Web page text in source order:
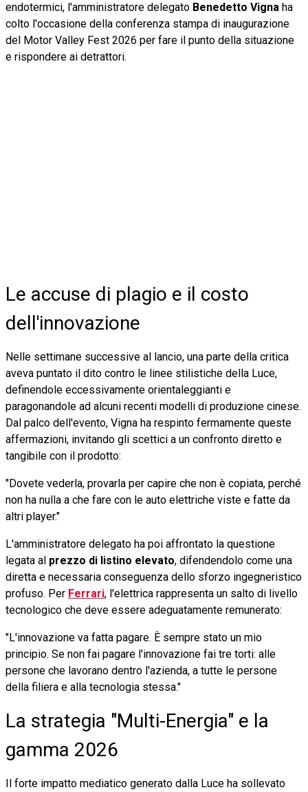
endotermici, l'amministratore delegato Benedetto Vigna ha
colto l'occasione della conferenza stampa di inaugurazione
del Motor Valley Fest 2026 per fare il punto della situazione
e rispondere ai detrattori.
Le accuse di plagio e il costo
dell'innovazione
Nelle settimane successive al lancio, una parte della critica
aveva puntato il dito contro le linee stilistiche della Luce,
definendole eccessivamente orientaleggianti e
paragonandole ad alcuni recenti modelli di produzione cinese.
Dal palco dell'evento, Vigna ha respinto fermamente queste
affermazioni, invitando gli scettici a un confronto diretto e
tangibile con il prodotto:
"Dovete vederla, provarla per capire che non è copiata, perché
non ha nulla a che fare con le auto elettriche viste e fatte da
altri player."
L'amministratore delegato ha poi affrontato la questione
legata al prezzo di listino elevato, difendendolo come una
diretta e necessaria conseguenza dello sforzo ingegneristico
profuso. Per Ferrari, l'elettrica rappresenta un salto di livello
tecnologico che deve essere adeguatamente remunerato:
"L'innovazione va fatta pagare. È sempre stato un mio
principio. Se non fai pagare l'innovazione fai tre torti: alle
persone che lavorano dentro l'azienda, a tutte le persone
della filiera e alla tecnologia stessa."
La strategia "Multi-Energia" e la
gamma 2026
Il forte impatto mediatico generato dalla Luce ha sollevato